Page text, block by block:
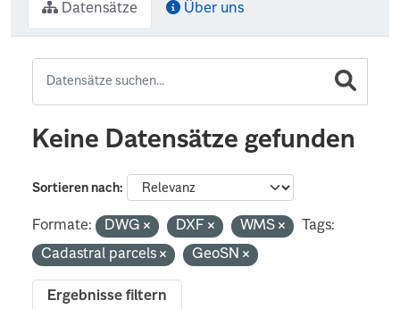
Datensätze Über uns
Keine Datensätze gefunden
Sortieren nach
Formate: DWG DXF WMS
Tags:
Cadastral parcels
GeoSN
Ergebnisse filtern